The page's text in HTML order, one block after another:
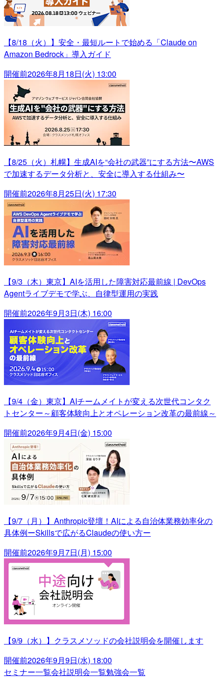
【8/18（火）】安全・最短ルートで始める「Claude on
Amazon Bedrock」導入ガイド
開催前2026年8月18日(火) 13:00
【8/25（火）札幌】生成AIを“会社の武器”にする方法〜AWS
で加速するデータ分析と、安全に導入する仕組み〜
開催前2026年8月25日(火) 17:30
【9/3（木）東京】AIを活用した障害対応最前線 | DevOps
Agentライブデモで学ぶ、自律型運用の実践
開催前2026年9月3日(木) 16:00
【9/4（金）東京】AIチームメイトが変える次世代コンタク
トセンター～顧客体験向上とオペレーション改革の最前線～
開催前2026年9月4日(金) 15:00
【9/7（月）】Anthropic登壇！AIによる自治体業務効率化の
具体例ーSkillsで広がるClaudeの使い方ー
開催前2026年9月7日(月) 15:00
【9/9（水）】クラスメソッドの会社説明会を開催します
開催前2026年9月9日(水) 18:00
セミナー一覧会社説明会一覧勉強会一覧